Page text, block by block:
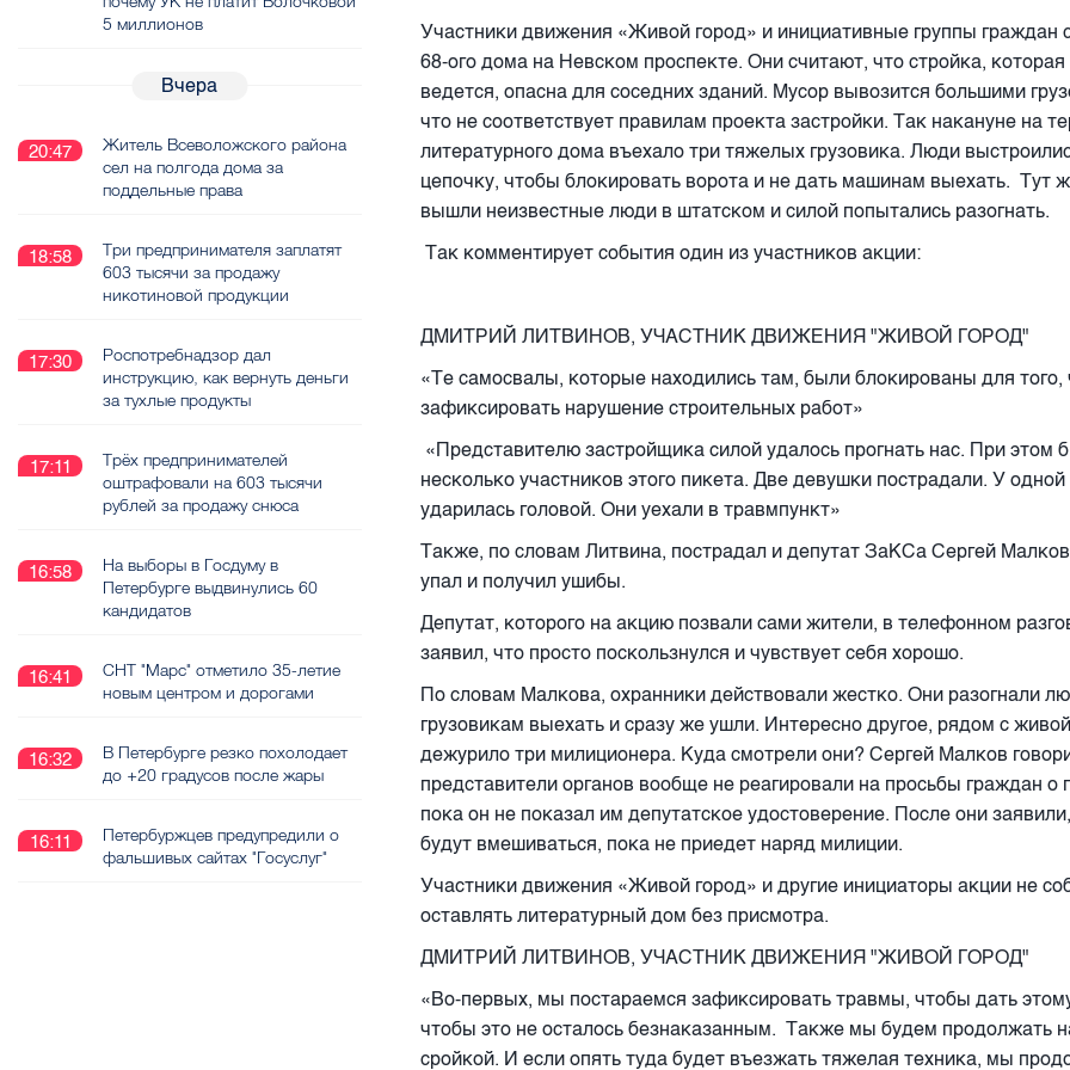
Участники движения «Живой город» и инициативные группы граждан
68-ого дома на Невском проспекте. Они считают, что стройка,
ведется, опасна для соседних зданий. Мусор вывозится большими
что не соответствует правилам проекта застройки. Так накануне на
литературного дома въехало три тяжелых грузовика. Люди
цепочку, чтобы блокировать ворота и не дать машинам выехать. Тут
вышли неизвестные люди в штатском и силой попытались разогнать.
Так комментирует события один из участников акции:
ДМИТРИЙ ЛИТВИНОВ, УЧАСТНИК ДВИЖЕНИЯ "ЖИВОЙ ГОРОД"
«Те самосвалы, которые находились там, были блокированы для того,
зафиксировать нарушение строительных работ»
«Представителю застройщика силой удалось прогнать нас. При этом
несколько участников этого пикета. Две девушки пострадали. У одной
ударилась головой. Они уехали в травмпункт»
Также, по словам Литвина, пострадал и депутат ЗаКСа Сергей
упал и получил ушибы.
Депутат, которого на акцию позвали сами жители, в телефонном
заявил, что просто поскользнулся и чувствует себя хорошо.
По словам Малкова, охранники действовали жестко. Они разогнали
грузовикам выехать и сразу же ушли. Интересно другое, рядом с
дежурило три милиционера. Куда смотрели они? Сергей Малков
представители органов вообще не реагировали на просьбы граждан о
пока он не показал им депутатское удостоверение. После они
будут вмешиваться, пока не приедет наряд милиции.
Участники движения «Живой город» и другие инициаторы акции не
оставлять литературный дом без присмотра.
ДМИТРИЙ ЛИТВИНОВ, УЧАСТНИК ДВИЖЕНИЯ "ЖИВОЙ ГОРОД"
«Во-первых, мы постараемся зафиксировать травмы, чтобы дать
чтобы это не осталось безнаказанным. Также мы будем продолжать
сройкой. И если опять туда будет въезжать тяжелая техника, мы
5 миллионов
Вчера
20:47
Житель Всеволожского района
сел на полгода дома за
поддельные права
18:58
Три предпринимателя заплатят
603 тысячи за продажу
никотиновой продукции
17:30
Роспотребнадзор дал
инструкцию, как вернуть деньги
за тухлые продукты
17:11
Трёх предпринимателей
оштрафовали на 603 тысячи
рублей за продажу снюса
16:58
На выборы в Госдуму в
Петербурге выдвинулись 60
кандидатов
16:41
СНТ "Марс" отметило 35-летие
новым центром и дорогами
16:32
В Петербурге резко похолодает
до +20 градусов после жары
16:11
Петербуржцев предупредили о
фальшивых сайтах "Госуслуг"